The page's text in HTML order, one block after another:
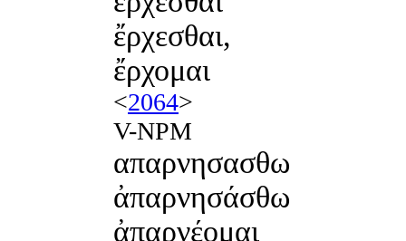
ἔρχεσθαι,
ἔρχομαι
<2064>
V-NPM
απαρνησασθω
ἀπαρνησάσθω
ἀπαρνέομαι